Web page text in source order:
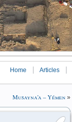
Home Articles
Musayna’a – Yémen »